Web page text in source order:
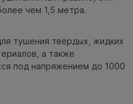
чем 1,5 метра.
тушения твёрдых, жидких
а также
под напряжением до 1000